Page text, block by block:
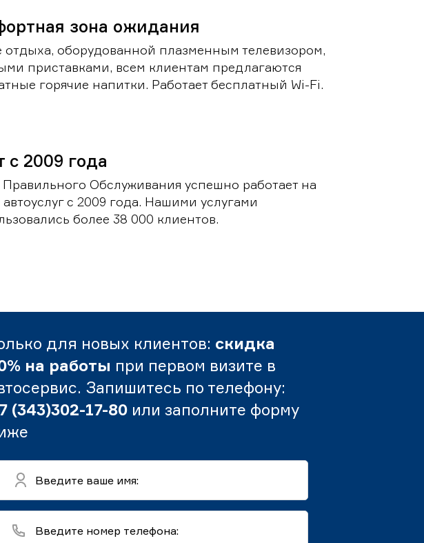
зона ожидания
отдыха, оборудованной плазменным телевизором,
приставками, всем клиентам предлагаются
горячие напитки. Работает бесплатный Wi-Fi.
с 2009 года
Обслуживания успешно работает на
с 2009 года. Нашими услугами
более 38 000 клиентов.
для новых клиентов: скидка
на работы при первом визите в
Запишитесь по телефону:
(343)302-17-80 или заполните форму